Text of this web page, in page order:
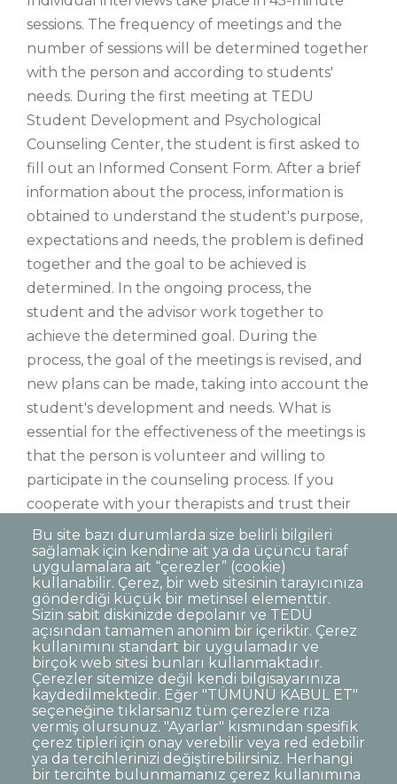
sessions. The frequency of meetings and the
number of sessions will be determined together
with the person and according to students'
needs. During the first meeting at TEDU
Student Development and Psychological
Counseling Center, the student is first asked to
fill out an Informed Consent Form. After a brief
information about the process, information is
obtained to understand the student's purpose,
expectations and needs, the problem is defined
together and the goal to be achieved is
determined. In the ongoing process, the
student and the advisor work together to
achieve the determined goal. During the
process, the goal of the meetings is revised, and
new plans can be made, taking into account the
student's development and needs. What is
essential for the effectiveness of the meetings is
that the person is volunteer and willing to
participate in the counseling process. If you
cooperate with your therapists and trust their
work, you will benefit more from the process.
Bu site bazı durumlarda size belirli bilgileri
sağlamak için kendine ait ya da üçüncü taraf
uygulamalara ait “çerezler” (cookie)
kullanabilir. Çerez, bir web sitesinin tarayıcınıza
gönderdiği küçük bir metinsel elementtir.
Sizin sabit diskinizde depolanır ve TEDÜ
açısından tamamen anonim bir içeriktir. Çerez
kullanımını standart bir uygulamadır ve
birçok web sitesi bunları kullanmaktadır.
Çerezler sitemize değil kendi bilgisayarınıza
kaydedilmektedir. Eğer "TÜMÜNÜ KABUL ET"
seçeneğine tıklarsanız tüm çerezlere rıza
vermiş olursunuz. "Ayarlar" kısmından spesifik
çerez tipleri için onay verebilir veya red edebilir
ya da tercihlerinizi değiştirebilirsiniz. Herhangi
bir tercihte bulunmamanız çerez kullanımına
Dipnot
Clarification Text on Personal Data
Processing
Disclaimer
Corporate Identity
Open Consent Statement
© TED University. Ziya Gökalp Caddesi No:48 06420, Kolej
Çankaya - Ankara